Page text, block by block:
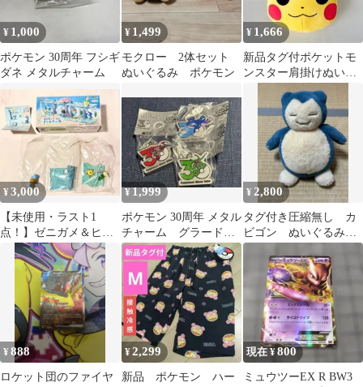
¥ 1,000
ポケモン 30周年 フシギ
ダネ メタルチャーム
¥ 1,499
モクロー 2体セット
ぬいぐるみ ポケモン
¥ 1,666
新品タグ付ポケットモ
ンスター肩掛けぬいぐ
るみバッグピカチュウ
②ショルダーポケモン
¥3,000
【未使用・ラスト1
点！】ゼニガメ＆ヒト
デマン きらめきの海 4
番 2020年製
¥1,999
ポケモン 30周年 メタル
チャーム グラードン
カイオーガ レックウザ
セット
¥ 2,800
タグ付き圧縮無し カ
ビゴン ぬいぐるみ
くたくたたった！ M
サイズ ポケセン
¥888
ロケット団のファイヤ
¥2,299
新品 ポケモン ハー
現在 ¥800
ミュウツーEX R BW3